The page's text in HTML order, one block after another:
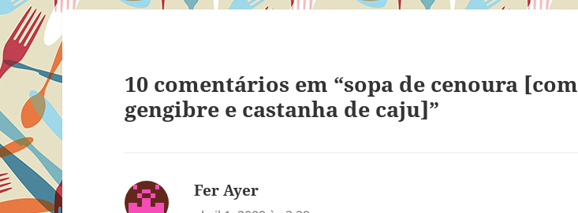
10 comentários em “sopa de cenoura [com
gengibre e castanha de caju]”
Fer Ayer